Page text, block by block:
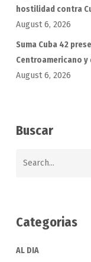
hostilidad contra
August 6, 2026
Suma Cuba 42
Centroamericano y
August 6, 2026
Buscar
Categorias
AL DIA